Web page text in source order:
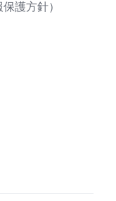
護方針）